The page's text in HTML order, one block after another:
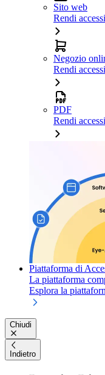
Sito web
Rendi
Negozio
Rendi
PDF
Rendi
Piattaforma di
La piattaforma
Esplora la
Chiudi
Indietro